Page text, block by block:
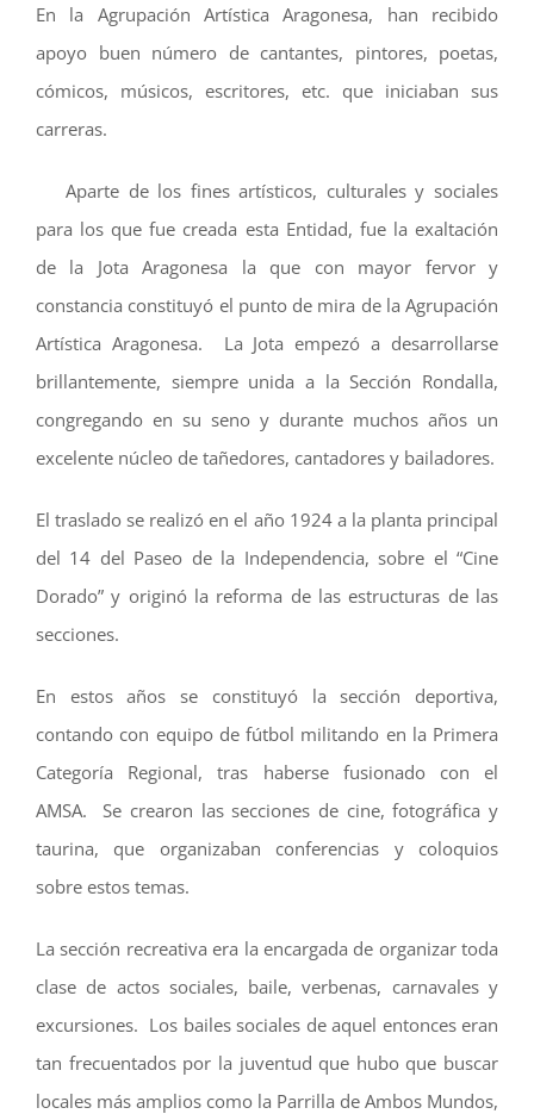
En la Agrupación Artística Aragonesa, han recibido
apoyo buen número de cantantes, pintores, poetas,
cómicos, músicos, escritores, etc. que iniciaban sus
carreras.
Aparte de los fines artísticos, culturales y sociales
para los que fue creada esta Entidad, fue la exaltación
de la Jota Aragonesa la que con mayor fervor y
constancia constituyó el punto de mira de la Agrupación
Artística Aragonesa. La Jota empezó a desarrollarse
brillantemente, siempre unida a la Sección Rondalla,
congregando en su seno y durante muchos años un
excelente núcleo de tañedores, cantadores y bailadores.
El traslado se realizó en el año 1924 a la planta principal
del 14 del Paseo de la Independencia, sobre el “Cine
Dorado” y originó la reforma de las estructuras de las
secciones.
En estos años se constituyó la sección deportiva,
contando con equipo de fútbol militando en la Primera
Categoría Regional, tras haberse fusionado con el
AMSA. Se crearon las secciones de cine, fotográfica y
taurina, que organizaban conferencias y coloquios
sobre estos temas.
La sección recreativa era la encargada de organizar toda
clase de actos sociales, baile, verbenas, carnavales y
excursiones. Los bailes sociales de aquel entonces eran
tan frecuentados por la juventud que hubo que buscar
locales más amplios como la Parrilla de Ambos Mundos,